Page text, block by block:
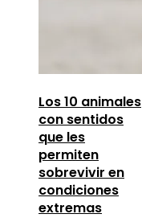
Los 10 animales
con sentidos
que les
permiten
sobrevivir en
condiciones
extremas